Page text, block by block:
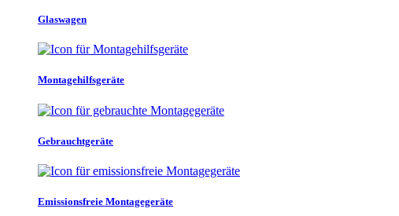
Glaswagen
Montagehilfsgeräte
Gebrauchtgeräte
Emissionsfreie Montagegeräte